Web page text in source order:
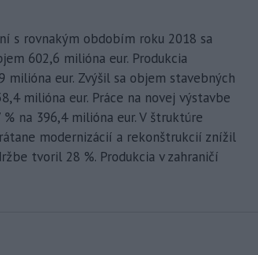
s rovnakým obdobím roku 2018 sa
602,6 milióna eur. Produkcia
milióna eur. Zvýšil sa objem stavebných
milióna eur. Práce na novej výstavbe
na 396,4 milióna eur. V štruktúre
modernizácií a rekonštrukcií znížil
tvoril 28 %. Produkcia v zahraničí